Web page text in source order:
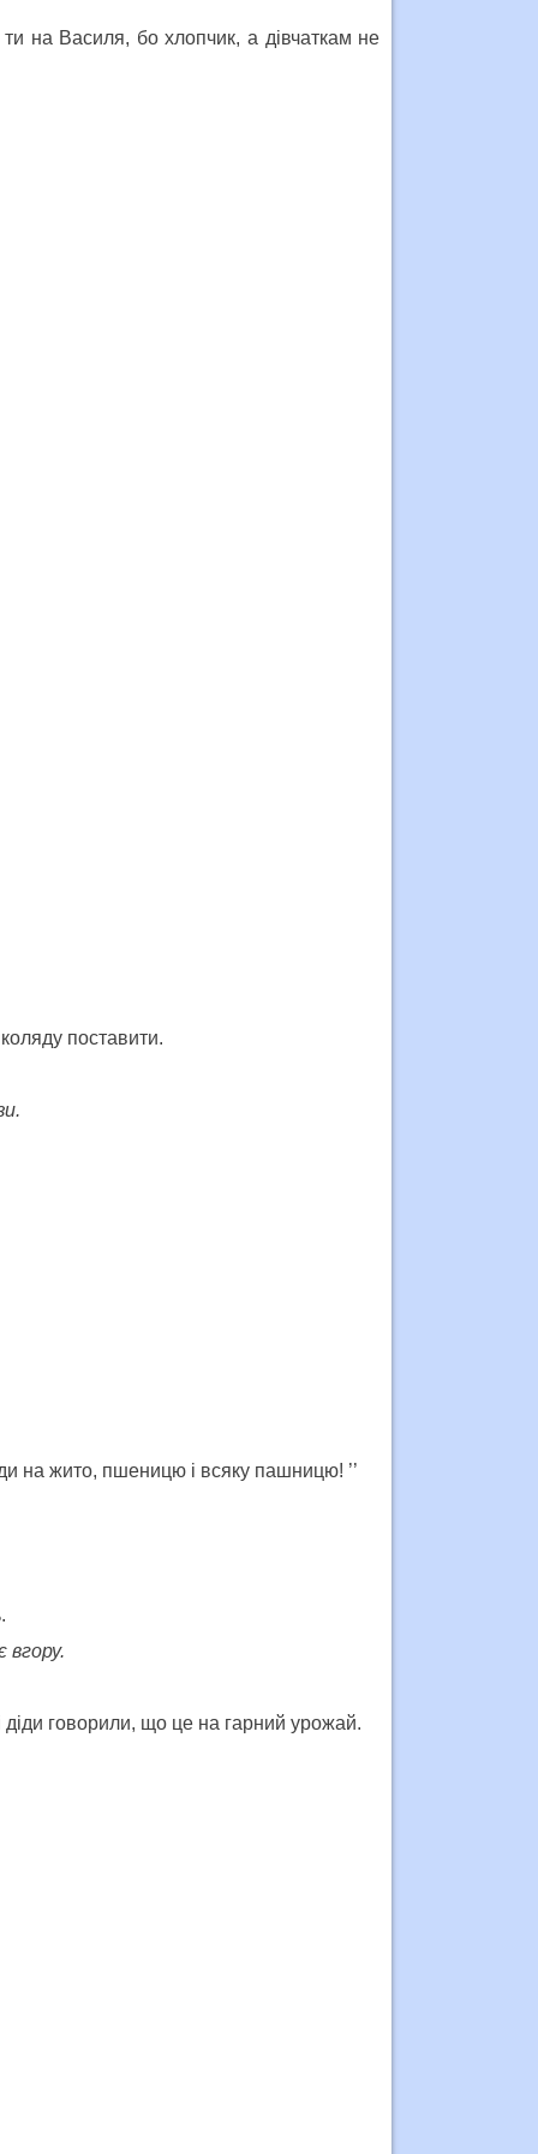
на Василя, бо хлопчик, а дівчаткам не
поставити.
на жито, пшеницю і всяку пашницю! ’’
вгору.
говорили, що це на гарний урожай.